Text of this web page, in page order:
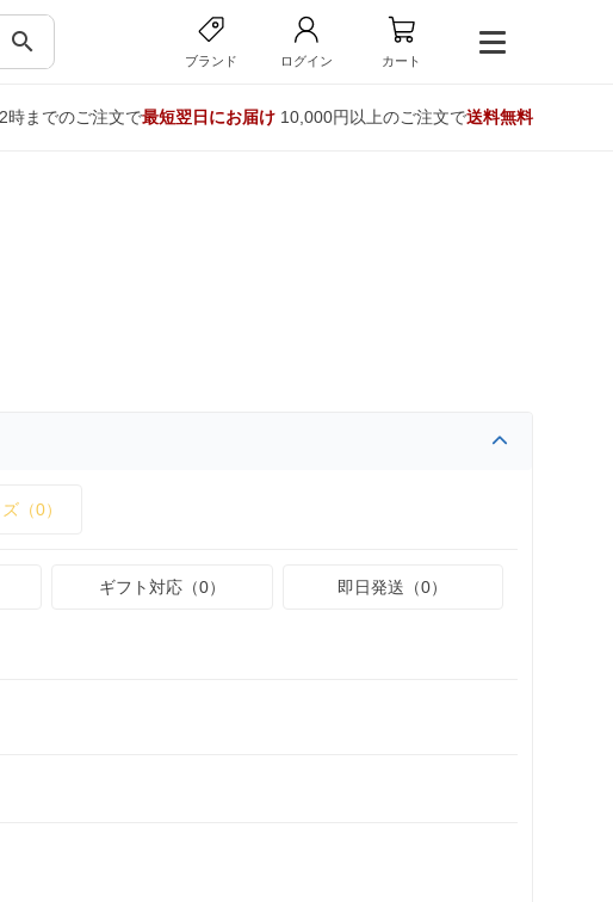
search
ブランド ログイン カート
時までのご注文で最短翌日にお届け10,000円以上のご注文で送料無料
（0）
ギフト対応（0） 即日発送（0）